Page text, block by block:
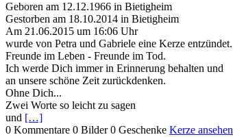
Geboren am 12.12.1966 in Bietigheim
Gestorben am 18.10.2014 in Bietigheim
Am 21.06.2015 um 16:06 Uhr
wurde von Petra und Gabriele eine Kerze entzündet.
Freunde im Leben - Freunde im Tod.
Ich werde Dich immer in Erinnerung behalten und
an unsere schöne Zeit zurückdenken.
Ohne Dich...
Zwei Worte so leicht zu sagen
und […]
0 Kommentare 0 Bilder 0 Geschenke Kerze ansehen